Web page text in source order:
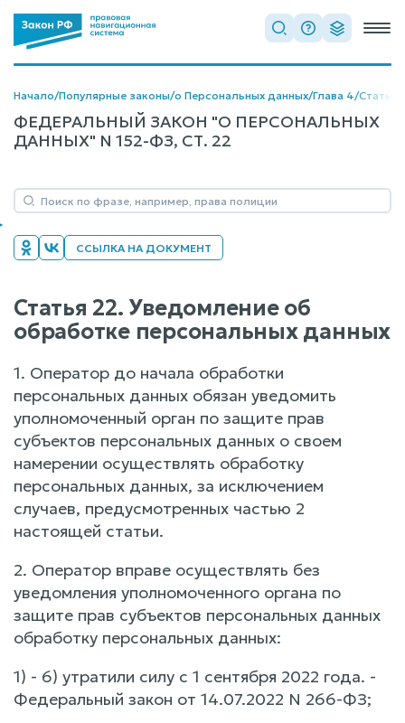
Начало/Популярные законы/о Персональных данных/Глава 4/Статья
ФЕДЕРАЛЬНЫЙ ЗАКОН "О ПЕРСОНАЛЬНЫХ
ДАННЫХ" N 152-ФЗ, СТ. 22
ССЫЛКА НА ДОКУМЕНТ
Статья 22. Уведомление об
обработке персональных данных
1. Оператор до начала обработки
персональных данных обязан уведомить
уполномоченный орган по защите прав
субъектов персональных данных о своем
намерении осуществлять обработку
персональных данных, за исключением
случаев, предусмотренных частью 2
настоящей статьи.
2. Оператор вправе осуществлять без
уведомления уполномоченного органа по
защите прав субъектов персональных данных
обработку персональных данных:
1) - 6) утратили силу с 1 сентября 2022 года. -
Федеральный закон от 14.07.2022 N 266-ФЗ;